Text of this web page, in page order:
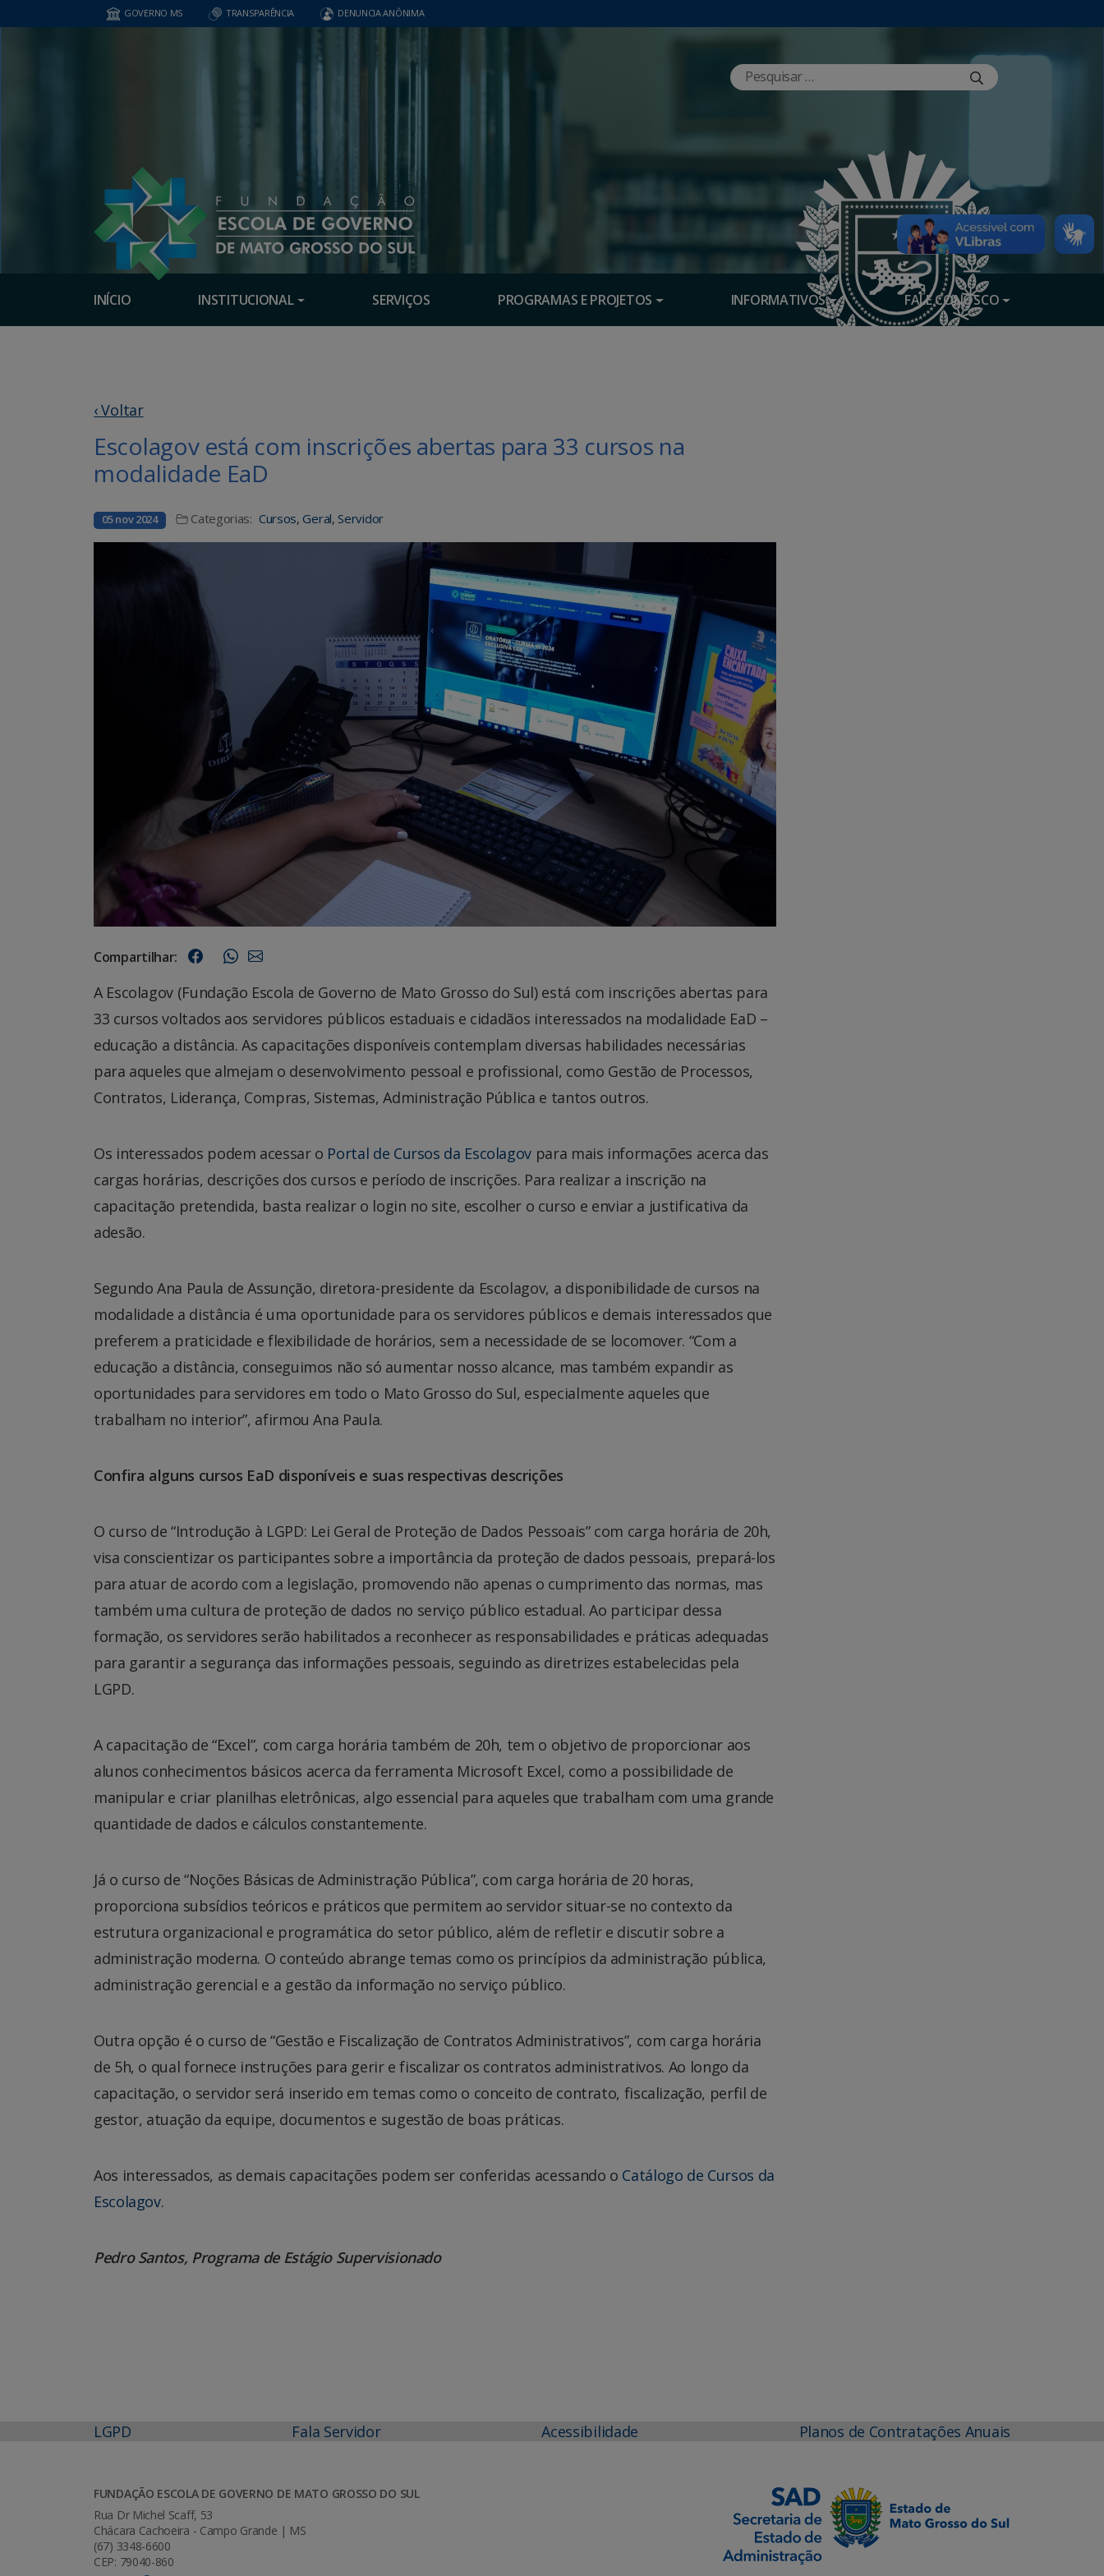
GOVERNO MS TRANSPARÊNCIA DENUNCIA ANÔNIMA
INÍCIO INSTITUCIONAL SERVIÇOS PROGRAMAS E PROJETOS INFORMATIVOS FALE CONOSCO
‹ Voltar
Escolagov está com inscrições abertas para 33 cursos na
modalidade EaD
05 nov 2024 Categorias: Cursos, Geral, Servidor
Compartilhar:
A Escolagov (Fundação Escola de Governo de Mato Grosso do Sul) está com inscrições abertas para
33 cursos voltados aos servidores públicos estaduais e cidadãos interessados na modalidade EaD –
educação a distância. As capacitações disponíveis contemplam diversas habilidades necessárias
para aqueles que almejam o desenvolvimento pessoal e profissional, como Gestão de Processos,
Contratos, Liderança, Compras, Sistemas, Administração Pública e tantos outros.
Os interessados podem acessar o Portal de Cursos da Escolagov para mais informações acerca das
cargas horárias, descrições dos cursos e período de inscrições. Para realizar a inscrição na
capacitação pretendida, basta realizar o login no site, escolher o curso e enviar a justificativa da
adesão.
Segundo Ana Paula de Assunção, diretora-presidente da Escolagov, a disponibilidade de cursos na
modalidade a distância é uma oportunidade para os servidores públicos e demais interessados que
preferem a praticidade e flexibilidade de horários, sem a necessidade de se locomover. “Com a
educação a distância, conseguimos não só aumentar nosso alcance, mas também expandir as
oportunidades para servidores em todo o Mato Grosso do Sul, especialmente aqueles que
trabalham no interior”, afirmou Ana Paula.
Confira alguns cursos EaD disponíveis e suas respectivas descrições
O curso de “Introdução à LGPD: Lei Geral de Proteção de Dados Pessoais” com carga horária de 20h,
visa conscientizar os participantes sobre a importância da proteção de dados pessoais, prepará-los
para atuar de acordo com a legislação, promovendo não apenas o cumprimento das normas, mas
também uma cultura de proteção de dados no serviço público estadual. Ao participar dessa
formação, os servidores serão habilitados a reconhecer as responsabilidades e práticas adequadas
para garantir a segurança das informações pessoais, seguindo as diretrizes estabelecidas pela
LGPD.
A capacitação de “Excel”, com carga horária também de 20h, tem o objetivo de proporcionar aos
alunos conhecimentos básicos acerca da ferramenta Microsoft Excel, como a possibilidade de
manipular e criar planilhas eletrônicas, algo essencial para aqueles que trabalham com uma grande
quantidade de dados e cálculos constantemente.
Já o curso de “Noções Básicas de Administração Pública”, com carga horária de 20 horas,
proporciona subsídios teóricos e práticos que permitem ao servidor situar-se no contexto da
estrutura organizacional e programática do setor público, além de refletir e discutir sobre a
administração moderna. O conteúdo abrange temas como os princípios da administração pública,
administração gerencial e a gestão da informação no serviço público.
Outra opção é o curso de “Gestão e Fiscalização de Contratos Administrativos”, com carga horária
de 5h, o qual fornece instruções para gerir e fiscalizar os contratos administrativos. Ao longo da
capacitação, o servidor será inserido em temas como o conceito de contrato, fiscalização, perfil de
gestor, atuação da equipe, documentos e sugestão de boas práticas.
Aos interessados, as demais capacitações podem ser conferidas acessando o Catálogo de Cursos da
Escolagov.
Pedro Santos, Programa de Estágio Supervisionado
LGPD Fala Servidor Acessibilidade Planos de Contratações Anuais
FUNDAÇÃO ESCOLA DE GOVERNO DE MATO GROSSO DO SUL
Rua Dr Michel Scaff, 53
Chácara Cachoeira - Campo Grande | MS
(67) 3348-6600
CEP: 79040-860